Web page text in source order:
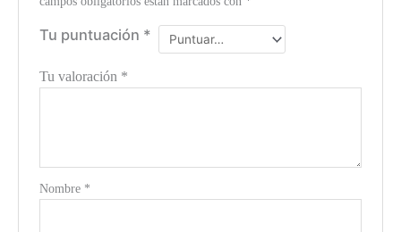
Tu puntuación *
Tu valoración *
Nombre *